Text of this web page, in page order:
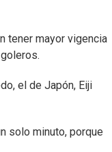
tener mayor vigencia
el de Japón, Eiji
solo minuto, porque